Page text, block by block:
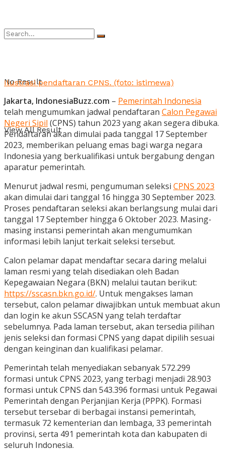
No Result
View All Result
Ilustrasi pendaftaran CPNS. (foto: istimewa)
Jakarta, IndonesiaBuzz.com – Pemerintah Indonesia
telah mengumumkan jadwal pendaftaran Calon Pegawai
Negeri Sipil (CPNS) tahun 2023 yang akan segera dibuka.
Pendaftaran akan dimulai pada tanggal 17 September
2023, memberikan peluang emas bagi warga negara
Indonesia yang berkualifikasi untuk bergabung dengan
aparatur pemerintah.
Menurut jadwal resmi, pengumuman seleksi CPNS 2023
akan dimulai dari tanggal 16 hingga 30 September 2023.
Proses pendaftaran seleksi akan berlangsung mulai dari
tanggal 17 September hingga 6 Oktober 2023. Masing-
masing instansi pemerintah akan mengumumkan
informasi lebih lanjut terkait seleksi tersebut.
Calon pelamar dapat mendaftar secara daring melalui
laman resmi yang telah disediakan oleh Badan
Kepegawaian Negara (BKN) melalui tautan berikut:
https://sscasn.bkn.go.id/. Untuk mengakses laman
tersebut, calon pelamar diwajibkan untuk membuat akun
dan login ke akun SSCASN yang telah terdaftar
sebelumnya. Pada laman tersebut, akan tersedia pilihan
jenis seleksi dan formasi CPNS yang dapat dipilih sesuai
dengan keinginan dan kualifikasi pelamar.
Pemerintah telah menyediakan sebanyak 572.299
formasi untuk CPNS 2023, yang terbagi menjadi 28.903
formasi untuk CPNS dan 543.396 formasi untuk Pegawai
Pemerintah dengan Perjanjian Kerja (PPPK). Formasi
tersebut tersebar di berbagai instansi pemerintah,
termasuk 72 kementerian dan lembaga, 33 pemerintah
provinsi, serta 491 pemerintah kota dan kabupaten di
seluruh Indonesia.